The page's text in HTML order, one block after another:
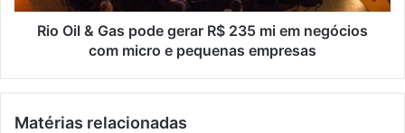
t
a
a
a
g
Rio Oil & Gas pode gerar R$ 235 mi em negócios
com micro e pequenas empresas
Matérias relacionadas